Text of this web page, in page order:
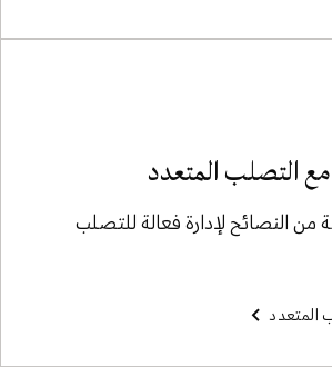
التصلب المتعدد
النصائح لإدارة فعالة للتصلب
المتعدد